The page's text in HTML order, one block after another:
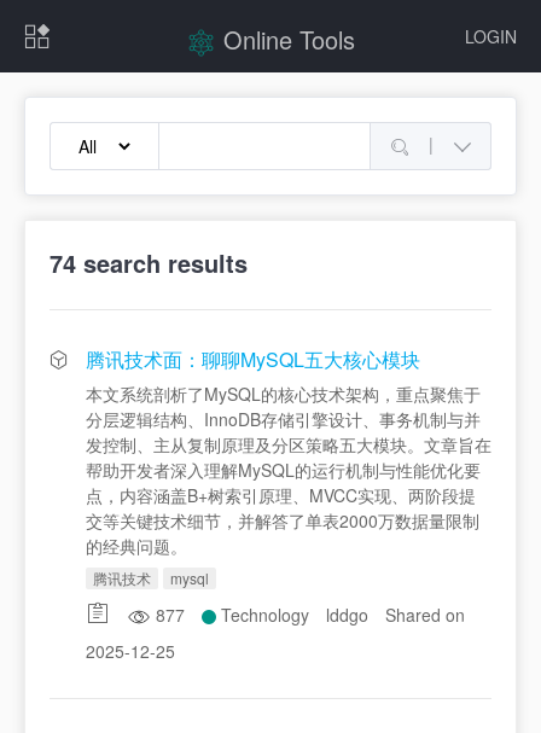
LOGIN
Online Tools
|
74 search results
腾讯技术面：聊聊MySQL五大核心模块
本文系统剖析了MySQL的核心技术架构，重点聚焦于
分层逻辑结构、InnoDB存储引擎设计、事务机制与并
发控制、主从复制原理及分区策略五大模块。文章旨在
帮助开发者深入理解MySQL的运行机制与性能优化要
点，内容涵盖B+树索引原理、MVCC实现、两阶段提
交等关键技术细节，并解答了单表2000万数据量限制
的经典问题。
腾讯技术 mysql
877 Technology lddgo
Shared on
2025-12-25